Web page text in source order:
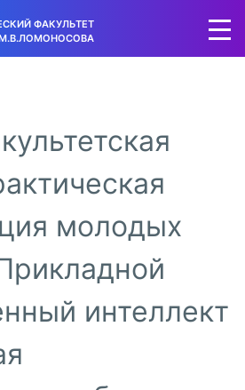
ФАКУЛЬТЕТ
молодых
интеллект